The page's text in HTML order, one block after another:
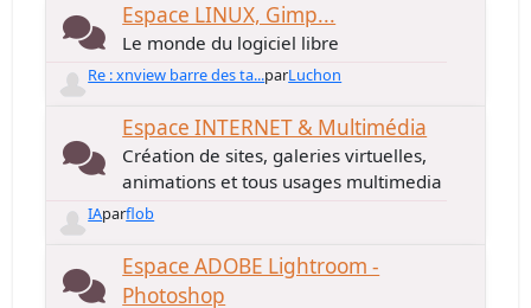
Espace LINUX, Gimp...
Le monde du logiciel libre
Re : xnview barre des ta...parLuchon
Espace INTERNET & Multimédia
Création de sites, galeries virtuelles,
animations et tous usages multimedia
IAparflob
Espace ADOBE Lightroom -
Photoshop